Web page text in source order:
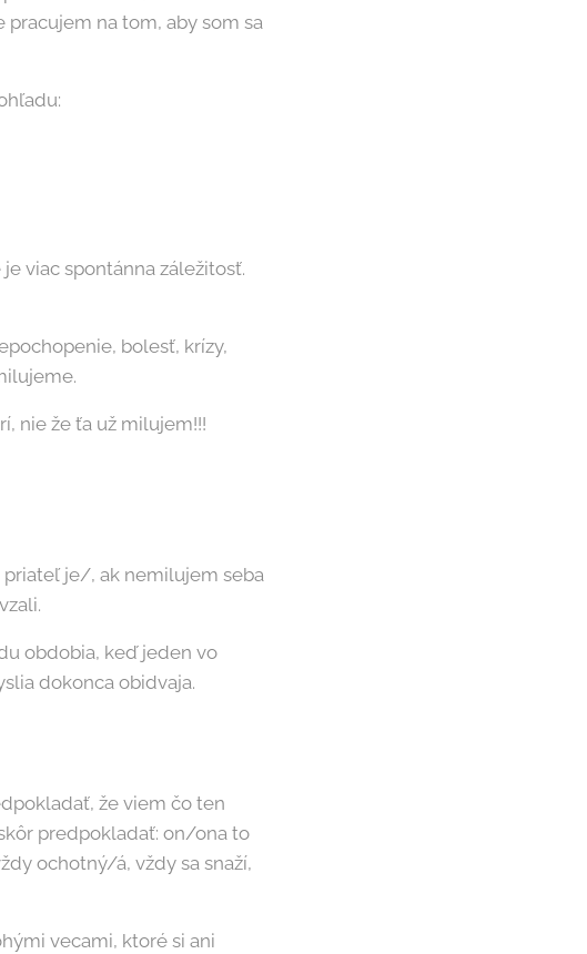
na tom, aby som sa
viac spontánna záležitosť.
bolesť, krízy,
nie že ťa už milujem!!!
je/, ak nemilujem seba
obdobia, keď jeden vo
dokonca obidvaja.
že viem čo ten
predpokladať: on/ona to
ochotný/á, vždy sa snaží,
vecami, ktoré si ani